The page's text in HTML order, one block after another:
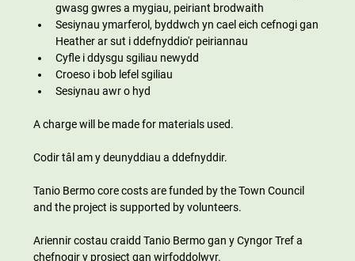
gwasg gwres a mygiau, peiriant brodwaith
Sesiynau ymarferol, byddwch yn cael eich cefnogi gan
Heather ar sut i ddefnyddio'r peiriannau
Cyfle i ddysgu sgiliau newydd
Croeso i bob lefel sgiliau
Sesiynau awr o hyd
A charge will be made for materials used.
Codir tâl am y deunyddiau a ddefnyddir.
Tanio Bermo core costs are funded by the Town Council
and the project is supported by volunteers.
Ariennir costau craidd Tanio Bermo gan y Cyngor Tref a
chefnogir y prosiect gan wirfoddolwyr.